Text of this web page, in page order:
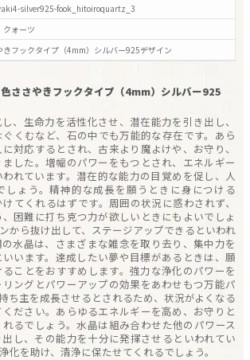
ささやきフックタイプ（4mm）シルバー925
、生命力を活性化させ、潜在能力を引き出し、
くむなど、石の中でも万能的な存在です。あら
対応するとされ、古来より魔よけや、お守り、
した。増幅のパワーをもつとされ、エネルギー
れています。潜在的な能力の目覚めを促し、人
しょう。精神的な成長を願うときに身につける
てくれるはずです。周囲の状況に惑わされず、
困難に打ち克つ力が欲しいときにもよいでしょ
から抜け出して、ステージアップできるといわれ
水晶は、さまざまな雑念を取り去り、集中力を
います。達成したい夢や目標があるときは、願
ことをおすすめします。強力な浄化のパワーを
ングとパワーアップの効果をあわせもつ万能パ
ち主を成長させるとされるため、状況がよくなる
ださい。あらゆるエネルギーを高め、お守りと
るでしょう。水晶は組み合わせた他のパワース
出し、その能力を十分に発揮させるといわれてい
化を助け、清浄に保たせてくれるでしょう。
silver925-fook_hitoiroquartz_3
クォーツ
きフックタイプ（4mm）シルバー925デザイン